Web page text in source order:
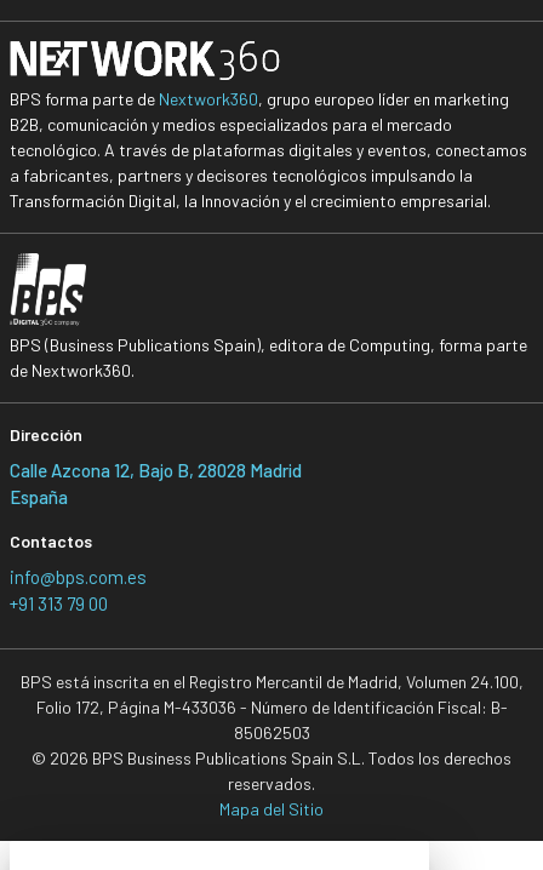
BPS forma parte de Nextwork360, grupo europeo líder en marketing
B2B, comunicación y medios especializados para el mercado
tecnológico. A través de plataformas digitales y eventos, conectamos
a fabricantes, partners y decisores tecnológicos impulsando la
Transformación Digital, la Innovación y el crecimiento empresarial.
BPS (Business Publications Spain), editora de Computing, forma parte
de Nextwork360.
Dirección
Calle Azcona 12, Bajo B, 28028 Madrid
España
Contactos
info@bps.com.es
+91 313 79 00
BPS está inscrita en el Registro Mercantil de Madrid, Volumen 24.100,
Folio 172, Página M-433036 - Número de Identificación Fiscal: B-
85062503
© 2026 BPS Business Publications Spain S.L. Todos los derechos
reservados.
Mapa del Sitio